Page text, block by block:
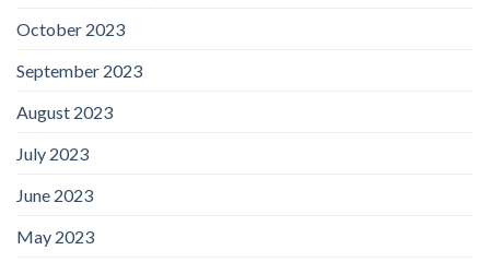
October 2023
September 2023
August 2023
July 2023
June 2023
May 2023